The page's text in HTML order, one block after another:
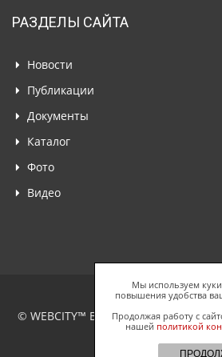
РАЗДЕЛЫ САЙТА
Новости
Публикации
Документы
Каталог
Фото
Видео
© WEBCITY™ Business Network, ООО
Все права
Мы используем
повышения удобства
Продолжая работу с
нашей политикой